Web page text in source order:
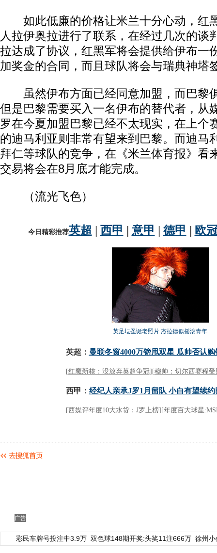
如此低廉的价格让米兰十分心动，红
人拉伊奥拉进行了联系，在经过几次的谈
拉达成了协议，红黑军将会提供给伊布一
加奖金的合同，而且球队将会与瑞典神塔
虽然伊布方面已经同意加盟，而巴黎
但是巴黎需要买入一名伊布的替代者，从
罗在今夏加盟巴黎已经不太现实，在上个
的迪马利亚则非常有望来到巴黎。而迪马
拜仁等球队的竞争，在《米兰体育报》看
交易将会在8月底才能完成。
（流光飞色）
广告
彩民车牌号投注中3.9万 双色球148期开奖:头奖11注666万 徐州
动物系恋人啊 | 钟欣潼体验爱情哲学 南